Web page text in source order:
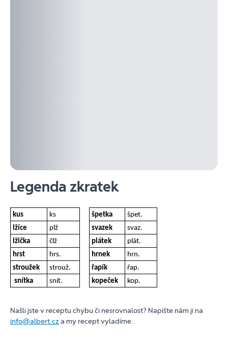
Legenda zkratek
kus ks špetka
špet.
lžíce
plž svazek
svaz.
lžička
člž plátek
plát.
hrst
hrs. hrnek
hrn.
stroužek
strouž. řapík
řap.
snítka
snít. kopeček kop.
Našli jste v receptu chybu či nesrovnalost? Napište nám ji na
info@albert.cza my recept vyladíme.